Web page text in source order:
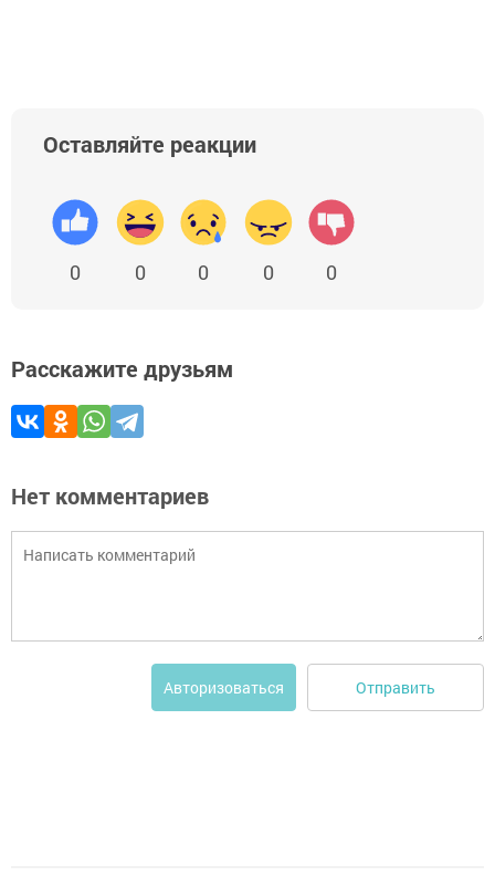
Оставляйте реакции
0 0 0 0 0
Расскажите друзьям
Нет комментариев
Авторизоваться Отправить